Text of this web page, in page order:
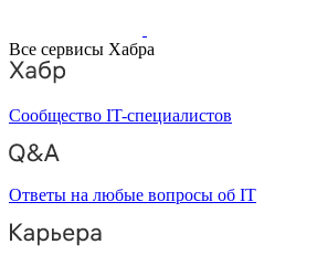
Все сервисы Хабра
Сообщество IT-специалистов
Ответы на любые вопросы об IT